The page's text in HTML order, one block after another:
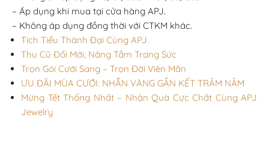
– Áp dụng khi mua tại cửa hàng APJ.
– Không áp dụng đồng thời với CTKM khác.
Tích Tiểu Thành Đại Cùng APJ
Thu Cũ Đổi Mới, Nâng Tầm Trang Sức
Trọn Gói Cưới Sang – Trọn Đời Viên Mãn
ƯU ĐÃI MÙA CƯỚI: NHẪN VÀNG GẮN KẾT TRĂM NĂM
Mừng Tết Thống Nhất – Nhận Quà Cực Chất Cùng APJ
Jewelry